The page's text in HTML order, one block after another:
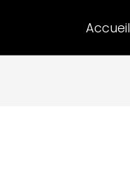
Accueil